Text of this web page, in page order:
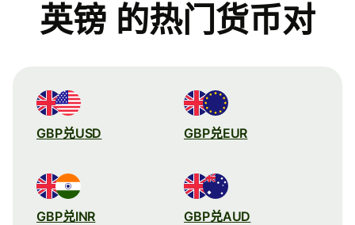
英镑 的热门货币对
GBP兑USD GBP兑EUR
GBP兑INR GBP兑AUD